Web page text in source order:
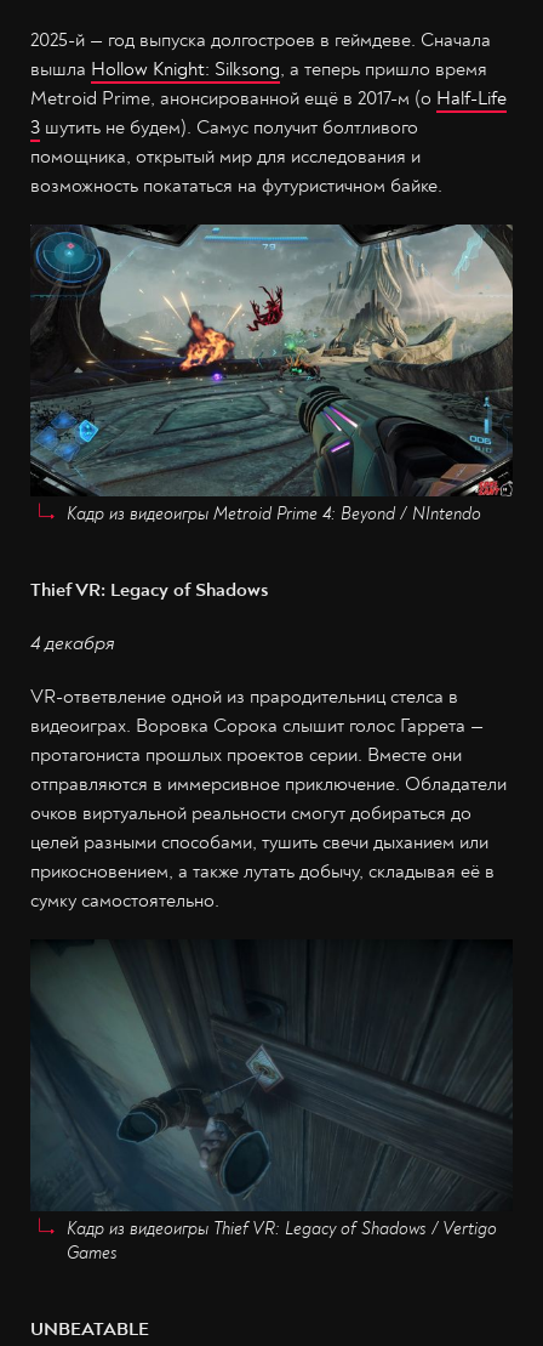
2025-й — год выпуска долгостроев в геймдеве. Сначала
вышла Hollow Knight: Silksong, а теперь пришло время
Metroid Prime, анонсированной ещё в 2017-м (о Half-Life
3 шутить не будем). Самус получит болтливого
помощника, открытый мир для исследования и
возможность покататься на футуристичном байке.
Кадр из видеоигры Metroid Prime 4: Beyond / NIntendo
Thief VR: Legacy of Shadows
4 декабря
VR-ответвление одной из прародительниц стелса в
видеоиграх. Воровка Сорока слышит голос Гаррета —
протагониста прошлых проектов серии. Вместе они
отправляются в иммерсивное приключение. Обладатели
очков виртуальной реальности смогут добираться до
целей разными способами, тушить свечи дыханием или
прикосновением, а также лутать добычу, складывая её в
сумку самостоятельно.
Кадр из видеоигры Thief VR: Legacy of Shadows / Vertigo
Games
UNBEATABLE